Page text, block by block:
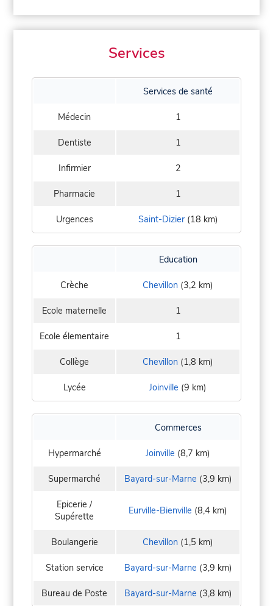
Services
Services de santé
Médecin 1
Dentiste 1
Infirmier 2
Pharmacie 1
Urgences Saint-Dizier(18 km)
Education
Crèche Chevillon (3,2 km)
Ecole maternelle 1
Ecole élementaire 1
Collège Chevillon (1,8 km)
Lycée Joinville (9 km)
Commerces
Hypermarché Joinville (8,7 km)
Supermarché Bayard-sur-Marne (3,9 km)
Epicerie /
Supérette
Eurville-Bienville (8,4 km)
Boulangerie Chevillon (1,5 km)
Station service Bayard-sur-Marne (3,9 km)
Bureau de Poste Bayard-sur-Marne (3,8 km)